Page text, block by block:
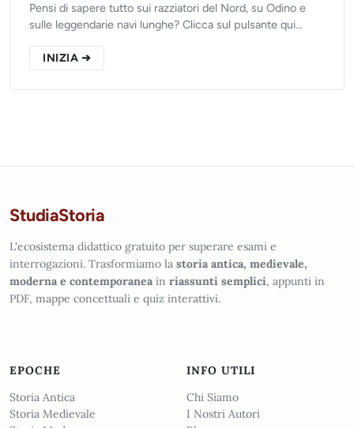
Pensi di sapere tutto sui razziatori del Nord, su Odino e
sulle leggendarie navi lunghe? Clicca sul pulsante qui
sei degno di entrare nel Valhalla!
INIZIA ➔
StudiaStoria
L'ecosistema didattico gratuito per superare esami e
interrogazioni. Trasformiamo la storia antica, medievale,
moderna e contemporanea in riassunti semplici, appunti in
PDF, mappe concettuali e quiz interattivi.
EPOCHE
Storia Antica
Storia Medievale
INFO UTILI
Chi Siamo
I Nostri Autori